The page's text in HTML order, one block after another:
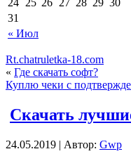
« Июл
31
Rt.chatruletka-18.com
« Где скачать софт?
Куплю чеки с
Скачать
24.05.2019 | Автор: Gwp